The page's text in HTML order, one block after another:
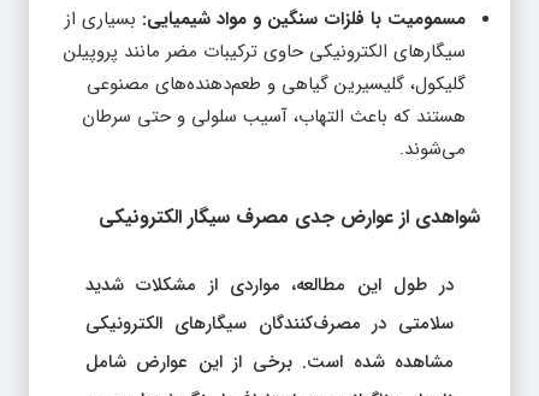
مسمومیت با فلزات سنگین و مواد شیمیایی: بسیاری از
سیگارهای الکترونیکی حاوی ترکیبات مضر مانند پروپیلن
گلیکول، گلیسیرین گیاهی و طعم‌دهنده‌های مصنوعی
هستند که باعث التهاب، آسیب سلولی و حتی سرطان
می‌شوند.
شواهدی از عوارض جدی مصرف سیگار الکترونیکی
در طول این مطالعه، مواردی از مشکلات شدید
سلامتی در مصرف‌کنندگان سیگارهای الکترونیکی
مشاهده شده است. برخی از این عوارض شامل